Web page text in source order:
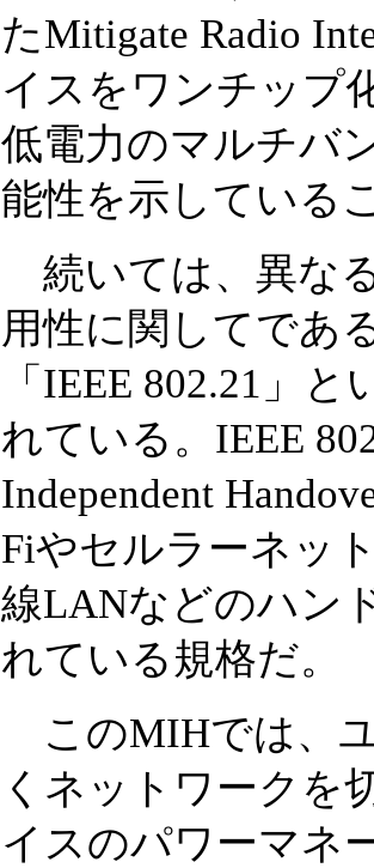
たMitigate Radio
イスをワンチップ
低電力のマルチバ
能性を示している
続いては、異な
用性に関してであ
「IEEE 802.21」
れている。IEEE
Independent
Fiやセルラーネッ
線LANなどのハン
れている規格だ。
このMIHでは、
くネットワークを
イスのパワーマネ